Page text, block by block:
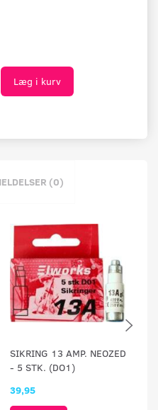
Læg i kurv
(0)
SIKRING 13 AMP. NEOZED
- 5 STK. (DO1)
39,95